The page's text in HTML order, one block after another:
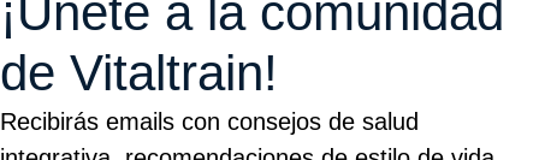
¡Únete a la comunidad
de Vitaltrain!
Recibirás emails con consejos de salud